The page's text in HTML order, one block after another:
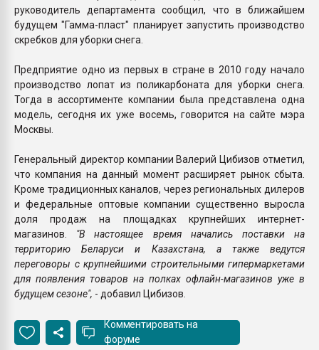
руководитель департамента сообщил, что в ближайшем
будущем "Гамма-пласт" планирует запустить производство
скребков для уборки снега.
Предприятие одно из первых в стране в 2010 году начало
производство лопат из поликарбоната для уборки снега.
Тогда в ассортименте компании была представлена одна
модель, сегодня их уже восемь, говорится на сайте мэра
Москвы.
Генеральный директор компании Валерий Цибизов отметил,
что компания на данный момент расширяет рынок сбыта.
Кроме традиционных каналов, через региональных дилеров
и федеральные оптовые компании существенно выросла
доля продаж на площадках крупнейших интернет-
магазинов.
"В настоящее время начались поставки на
территорию Беларуси и Казахстана, а также ведутся
переговоры с крупнейшими строительными гипермаркетами
для появления товаров на полках офлайн-магазинов уже в
будущем сезоне", - добавил Цибизов.
Комментировать на
форуме